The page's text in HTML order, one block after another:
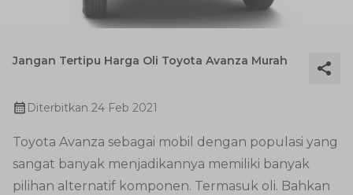
Jangan Tertipu Harga Oli Toyota Avanza Murah
Diterbitkan 24 Feb 2021
Toyota Avanza sebagai mobil dengan populasi yang
sangat banyak menjadikannya memiliki banyak
pilihan alternatif komponen. Termasuk oli. Bahkan